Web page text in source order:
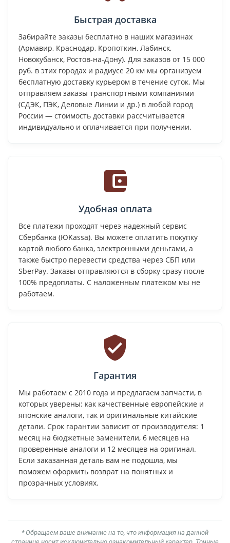
Быстрая доставка
Забирайте заказы бесплатно в наших магазинах
(Армавир, Краснодар, Кропоткин, Лабинск,
Новокубанск, Ростов-на-Дону). Для заказов от 15 000
руб. в этих городах и радиусе 20 км мы организуем
бесплатную доставку курьером в течение суток. Мы
отправляем заказы транспортными компаниями
(СДЭК, ПЭК, Деловые Линии и др.) в любой город
России — стоимость доставки рассчитывается
индивидуально и оплачивается при получении.
Удобная оплата
Все платежи проходят через надежный сервис
Сбербанка (ЮKassa). Вы можете оплатить покупку
картой любого банка, электронными деньгами, а
также быстро перевести средства через СБП или
SberPay. Заказы отправляются в сборку сразу после
100% предоплаты. С наложенным платежом мы не
работаем.
Гарантия
Мы работаем с 2010 года и предлагаем запчасти, в
которых уверены: как качественные европейские и
японские аналоги, так и оригинальные китайские
детали. Срок гарантии зависит от производителя: 1
месяц на бюджетные заменители, 6 месяцев на
проверенные аналоги и 12 месяцев на оригинал.
Если заказанная деталь вам не подошла, мы
поможем оформить возврат на понятных и
прозрачных условиях.
* Обращаем ваше внимание на то, что информация на данной